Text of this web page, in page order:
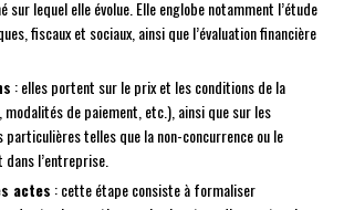
sur lequel elle évolue. Elle englobe notamment l’étude
fiscaux et sociaux, ainsi que l’évaluation financière
: elles portent sur le prix et les conditions de la
modalités de paiement, etc.), ainsi que sur les
particulières telles que la non-concurrence ou le
l’entreprise.
actes : cette étape consiste à formaliser